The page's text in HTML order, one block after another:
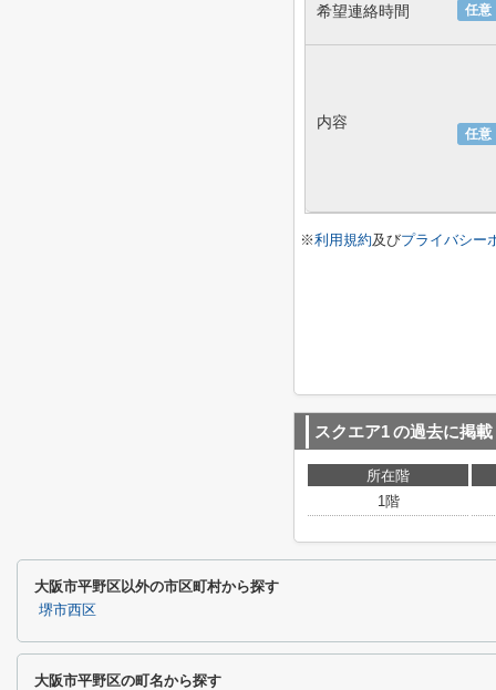
任意
希望連絡時間
任意
内容
※利用規約及びプライバシー
スクエア1の過去に掲
所在階
1階
大阪市平野区以外の市区町村から探す
堺市西区
大阪市平野区の町名から探す